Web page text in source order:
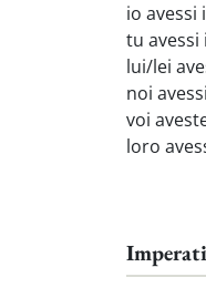
io avessi
tu
lui/lei
noi
voi
loro